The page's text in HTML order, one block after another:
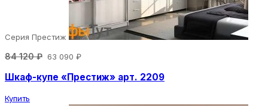
Серия Престиж
84 120 ₽ 63 090 ₽
Шкаф-купе «Престиж» арт. 2209
Купить